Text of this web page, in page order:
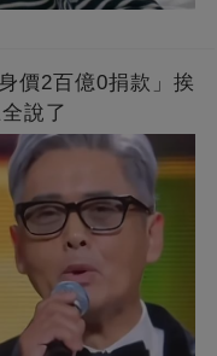
價2百億0捐款」挨
說了